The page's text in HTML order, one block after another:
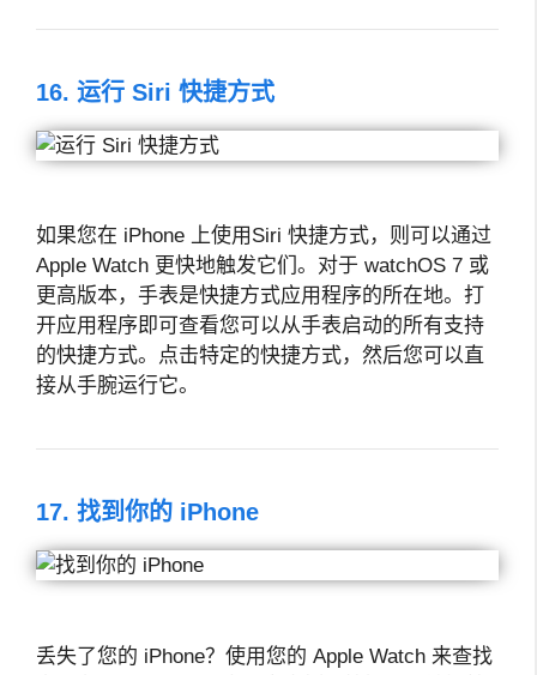
16. 运行 Siri 快捷方式
如果您在 iPhone 上使用Siri 快捷方式，则可以通过
Apple Watch 更快地触发它们。对于 watchOS 7 或
更高版本，手表是快捷方式应用程序的所在地。打
开应用程序即可查看您可以从手表启动的所有支持
的快捷方式。点击特定的快捷方式，然后您可以直
接从手腕运行它。
17. 找到你的 iPhone
丢失了您的 iPhone？使用您的 Apple Watch 来查找